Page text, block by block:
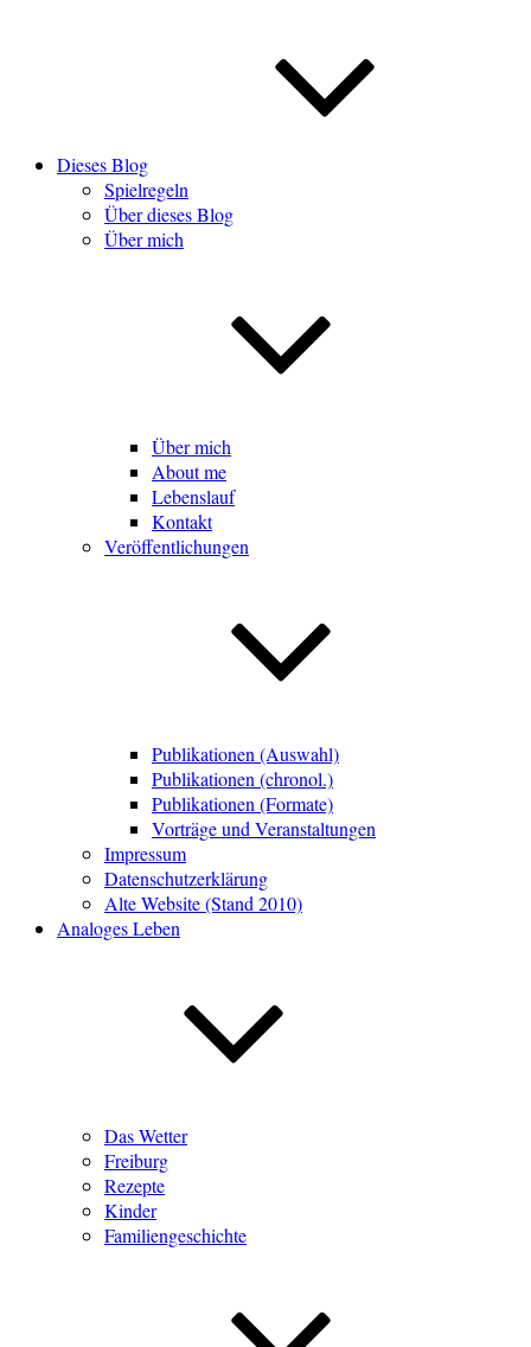
Dieses Blog
Spielregeln
Über dieses Blog
Über mich
Über mich
About me
Lebenslauf
Kontakt
Veröffentlichungen
Publikationen (Auswahl)
Publikationen (chronol.)
Publikationen (Formate)
Vorträge und Veranstaltungen
Impressum
Datenschutzerklärung
Alte Website (Stand 2010)
Analoges Leben
Das Wetter
Freiburg
Rezepte
Kinder
Familiengeschichte